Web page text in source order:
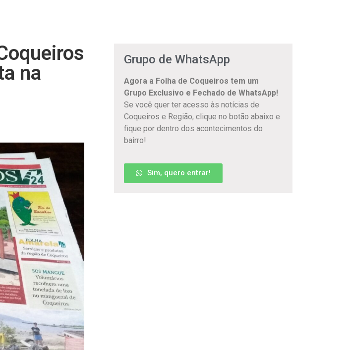
na
Grupo de WhatsApp
Agora a Folha de Coqueiros tem um
Grupo Exclusivo e Fechado de WhatsApp!
Se você quer ter acesso às notícias de
Coqueiros e Região, clique no botão abaixo e
fique por dentro dos acontecimentos do
bairro!
Sim, quero entrar!